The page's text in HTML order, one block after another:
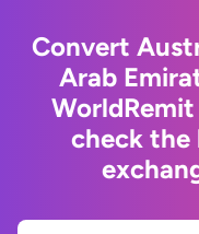
Convert
Arab
check the